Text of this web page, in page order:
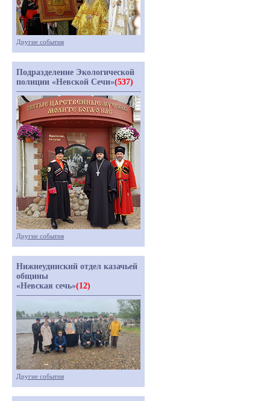
Другие события
Подразделение Экологической
полиции «Невской Сечи»(537)
Другие события
Нижнеудинский отдел казачьей
общины
«Невская сечь»(12)
Другие события